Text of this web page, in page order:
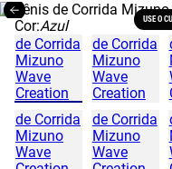
USE O
Cor:Azul